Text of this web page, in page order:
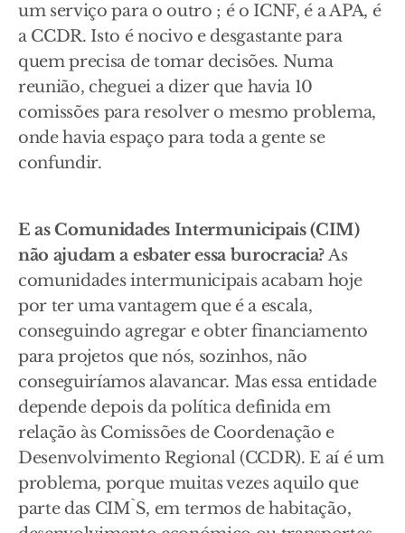
um serviço para o outro ; é o ICNF, é a APA, é
a CCDR. Isto é nocivo e desgastante para
quem precisa de tomar decisões. Numa
reunião, cheguei a dizer que havia 10
comissões para resolver o mesmo problema,
onde havia espaço para toda a gente se
confundir.
E as Comunidades Intermunicipais (CIM)
não ajudam a esbater essa burocracia?As
comunidades intermunicipais acabam hoje
por ter uma vantagem que é a escala,
conseguindo agregar e obter financiamento
para projetos que nós, sozinhos, não
conseguiríamos alavancar. Mas essa entidade
depende depois da política definida em
relação às Comissões de Coordenação e
Desenvolvimento Regional (CCDR). E aí é um
problema, porque muitas vezes aquilo que
parte das CIM`S, em termos de habitação,